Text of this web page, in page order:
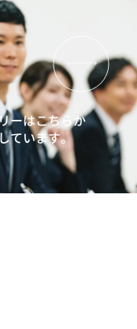
ーはこちらか
ています。